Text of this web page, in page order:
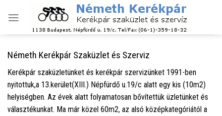
Németh Kerékpár Szaküzlet és Szerviz
Kerékpár szaküzletünket és kerékpár szervizünket 1991-ben
nyitottuk,a 13.kerület(XIII.) Népfürdő u.19/c alatt egy kis (10m2)
helyiségben. Az évek alatt folyamatosan bővítettük üzletünket és
választékunkat. Ma már közel 60m2, az alsó középkategóriától a